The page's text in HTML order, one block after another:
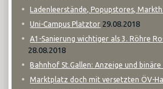
Ladenleerstände, Popupstores,
Uni-Campus Platztor 29.08.2018
A1-Sanierung wichtiger als 3. Röhre
28.08.2018
Bahnhof St.Gallen: Anzeige und binäre
Marktplatz doch mit versetzten ÖV-